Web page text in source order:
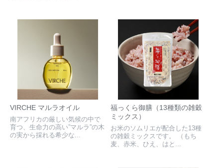
VIRCHE マルラオイル
南アフリカの厳しい気候の中で
育つ、生命力の高い”マルラ”の木
の実から採れる希少な...
福っくら御膳（13種類の雑穀
ミックス）
お米のソムリエが配合した13種
の雑穀ミックスです。 （もち
麦、赤米、ひえ、はと...